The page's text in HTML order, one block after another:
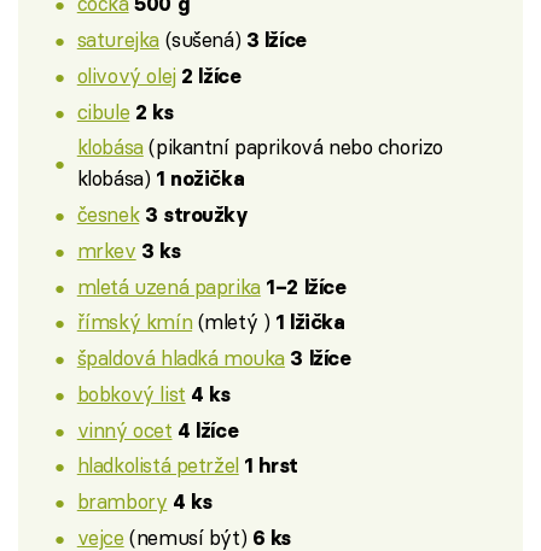
saturejka(sušená) 3 lžíce
olivový olej 2 lžíce
cibule 2 ks
klobása(pikantní papriková nebo chorizo
klobása) 1 nožička
česnek 3 stroužky
mrkev 3 ks
mletá uzená paprika 1–2 lžíce
římský kmín(mletý ) 1 lžička
špaldová hladká mouka 3 lžíce
bobkový list 4 ks
vinný ocet 4 lžíce
hladkolistá petržel 1 hrst
brambory 4 ks
vejce (nemusí být) 6 ks